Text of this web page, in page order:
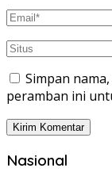
Simpan
peramban ini
Nasional